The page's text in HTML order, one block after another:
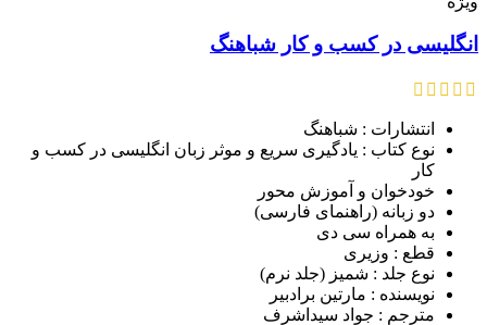
انگلیسی در کسب و کار شباهنگ
انتشارات : شباهنگ
نوع کتاب : یادگیری سریع و موثر زبان انگلیسی در کسب و
کار
خودخوان و آموزش محور
دو زبانه (راهنمای فارسی)
به همراه سی دی
قطع : وزیری
نوع جلد : شمیز (جلد نرم)
نویسنده : مارتین برادبیر
مترجم : جواد سیداشرف